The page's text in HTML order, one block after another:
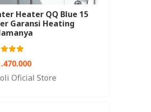
Heater QQ Blue 15
Garansi Heating
Oficial Store